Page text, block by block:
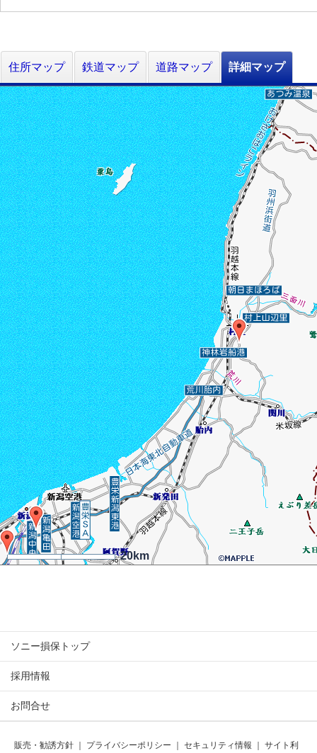
住所マップ 鉄道マップ 道路マップ 詳細マップ
20km
ソニー損保トップ
採用情報
お問合せ
販売・勧誘方針 プライバシーポリシー セキュリティ情報 サイト利